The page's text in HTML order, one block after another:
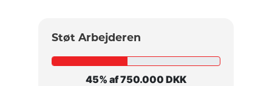
Støt Arbejderen
45% af 750.000 DKK